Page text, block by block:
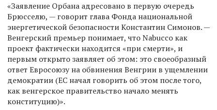
«Заявление Орбана адресовано в первую очередь
Брюсселю, — говорит глава Фонда национальной
энергетической безопасности Константин Симонов. —
Венгерский премьер понимает, что Nabucco как
проект фактически находится «при смерти», и
первым открыто заявляет об этом: это своеобразный
ответ Евросоюзу на обвинения Венгрии в ущемлении
демократии (ЕС начал говорить об этом после того,
как венгерское правительство начало менять
конституцию)».